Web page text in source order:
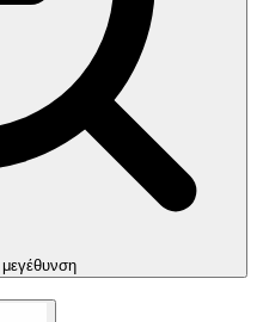
μεγέθυνση